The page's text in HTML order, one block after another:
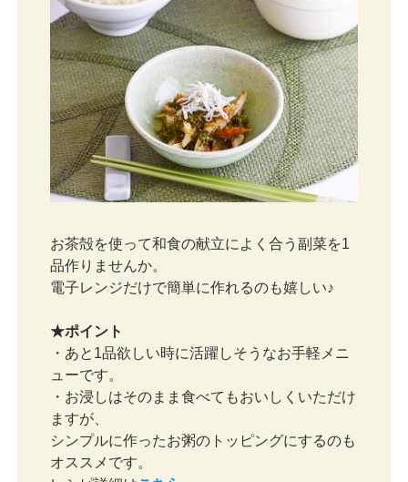
お茶殻を使って和食の献立によく合う副菜を1
品作りませんか。
電子レンジだけで簡単に作れるのも嬉しい♪
★ポイント
・あと1品欲しい時に活躍しそうなお手軽メニ
ューです。
・お浸しはそのまま食べてもおいしくいただけ
ますが、
シンプルに作ったお粥のトッピングにするのも
オススメです。